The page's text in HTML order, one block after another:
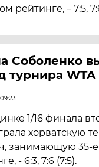
рейтинге, – 7:5,
Соболенко
турнира
1/16 финала
хорватскую
занимающую 35-
- 6:3, 7:6 (7:5).